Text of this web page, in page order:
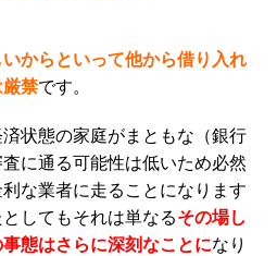
からといって他から借り入れ
禁です。
状態の家庭がまともな（銀行
に通る可能性は低いため必然
な業者に走ることになります
してもそれは単なるその場し
態はさらに深刻なことになり